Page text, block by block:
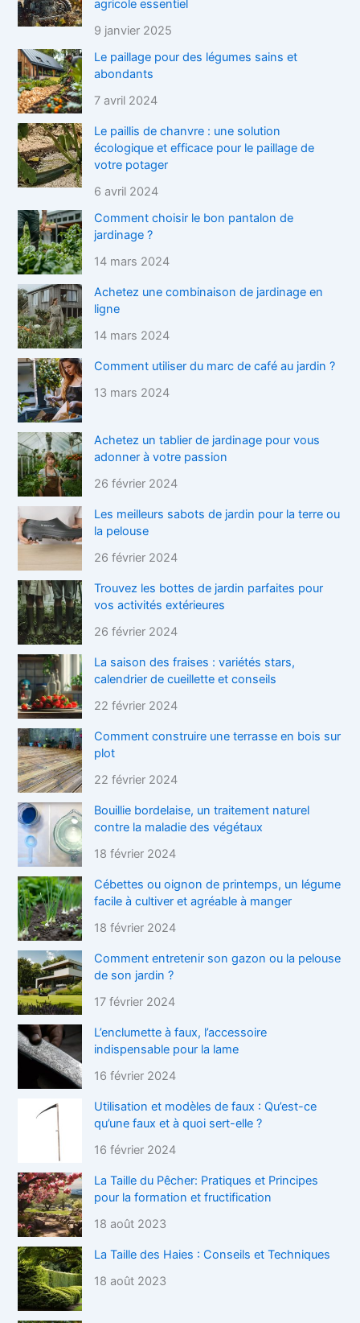
agricole essentiel
9 janvier 2025
Le paillage pour des légumes sains et
abondants
7 avril 2024
Le paillis de chanvre : une solution
écologique et efficace pour le paillage de
votre potager
6 avril 2024
Comment choisir le bon pantalon de
jardinage ?
14 mars 2024
Achetez une combinaison de jardinage en
ligne
14 mars 2024
Comment utiliser du marc de café au jardin ?
13 mars 2024
Achetez un tablier de jardinage pour vous
adonner à votre passion
26 février 2024
Les meilleurs sabots de jardin pour la terre ou
la pelouse
26 février 2024
Trouvez les bottes de jardin parfaites pour
vos activités extérieures
26 février 2024
La saison des fraises : variétés stars,
calendrier de cueillette et conseils
22 février 2024
Comment construire une terrasse en bois sur
plot
22 février 2024
Bouillie bordelaise, un traitement naturel
contre la maladie des végétaux
18 février 2024
Cébettes ou oignon de printemps, un légume
facile à cultiver et agréable à manger
18 février 2024
Comment entretenir son gazon ou la pelouse
de son jardin ?
17 février 2024
L’enclumette à faux, l’accessoire
indispensable pour la lame
16 février 2024
Utilisation et modèles de faux : Qu’est-ce
qu’une faux et à quoi sert-elle ?
16 février 2024
La Taille du Pêcher: Pratiques et Principes
pour la formation et fructification
18 août 2023
La Taille des Haies : Conseils et Techniques
18 août 2023